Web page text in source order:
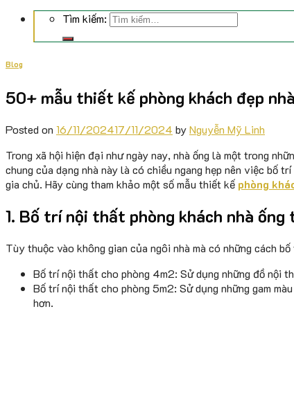
Tìm kiếm:
Blog
50+ mẫu thiết kế phòng khách đẹp
Posted on 16/11/202417/11/2024 byNguyễn Mỹ Linh
Trong xã hội hiện đại như ngày nay, nhà ống là một trong
chung của dạng nhà này là có chiều ngang hẹp nên việc bố
gia chủ. Hãy cùng tham khảo một số mẫu thiết kế phòng
1. Bố trí nội thất phòng khách nhà ống
Tùy thuộc vào không gian của ngôi nhà mà có những cách
Bố trí nội thất cho phòng 4m2: Sử dụng những đồ nội
Bố trí nội thất cho phòng 5m2: Sử dụng những gam
hơn.